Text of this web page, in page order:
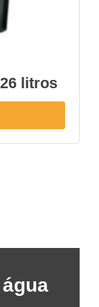
litros